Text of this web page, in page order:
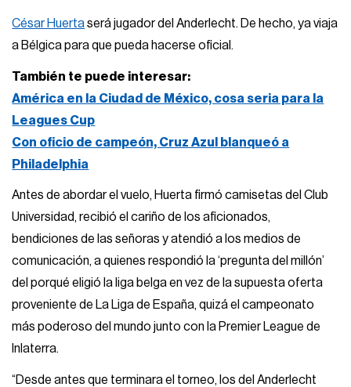
César Huertaserá jugador del Anderlecht. De hecho, ya viaja
a Bélgica para que pueda hacerse oficial.
También te puede interesar:
América en la Ciudad de México, cosa seria para la
Leagues Cup
Con oficio de campeón, Cruz Azul blanqueó a
Philadelphia
Antes de abordar el vuelo, Huerta firmó camisetas del Club
Universidad, recibió el cariño de los aficionados,
bendiciones de las señoras y atendió a los medios de
comunicación, a quienes respondió la ‘pregunta del millón’
del porqué eligió la liga belga en vez de la supuesta oferta
proveniente de La Liga de España, quizá el campeonato
más poderoso del mundo junto con la Premier League de
Inlaterra.
“Desde antes que terminara el torneo, los del Anderlecht